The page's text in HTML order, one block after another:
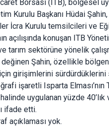
Borsası (ITB), bölgesel
Kurulu Başkanı Hüdai
İcra Kurulu temsilcileri ve
açılışında konuşan ITB
tarım sektörüne yönelik
Şahin, özellikle
girişimlerini sürdürdüklerini
işaretli Isparta
halinde uygulanan yüzde
ifade etti.